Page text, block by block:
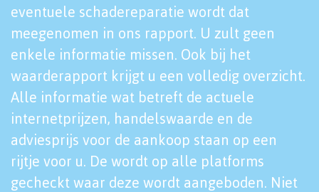
eventuele schadereparatie wordt dat
meegenomen in ons rapport. U zult geen
enkele informatie missen. Ook bij het
waarderapport krijgt u een volledig overzicht.
Alle informatie wat betreft de actuele
internetprijzen, handelswaarde en de
adviesprijs voor de aankoop staan op een
rijtje voor u. De wordt op alle platforms
gecheckt waar deze wordt aangeboden. Niet